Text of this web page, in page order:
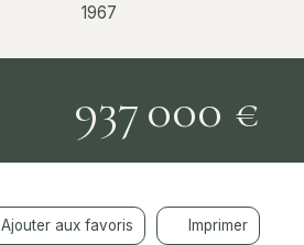
1967
937 000 €
Ajouter aux favoris Imprimer